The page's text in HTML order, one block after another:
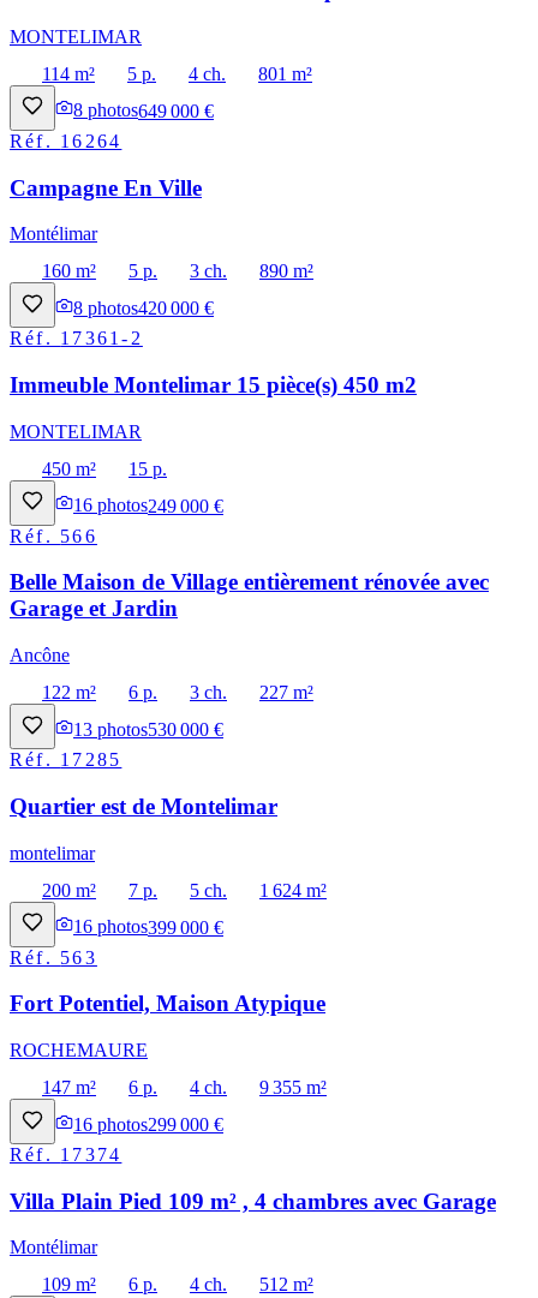
MONTELIMAR
114 m²
5 p. 4 ch.
801 m²
8 photos649 000 €
Réf. 16264
Campagne En Ville
Montélimar
160 m²
5 p. 3 ch.
890 m²
8 photos420 000 €
Réf. 17361-2
Immeuble Montelimar 15 pièce(s) 450 m2
MONTELIMAR
450 m²
15 p.
16 photos249 000 €
Réf. 566
Belle Maison de Village entièrement rénovée avec
Garage et Jardin
Ancône
122 m²
6 p. 3 ch.
227 m²
13 photos530 000 €
Réf. 17285
Quartier est de Montelimar
montelimar
200 m²
7 p. 5 ch.
1 624 m²
16 photos399 000 €
Réf. 563
Fort Potentiel, Maison Atypique
ROCHEMAURE
147 m²
6 p. 4 ch.
9 355 m²
16 photos299 000 €
Réf. 17374
Villa Plain Pied 109 m² , 4 chambres avec Garage
Montélimar
109 m²
6 p. 4 ch.
512 m²